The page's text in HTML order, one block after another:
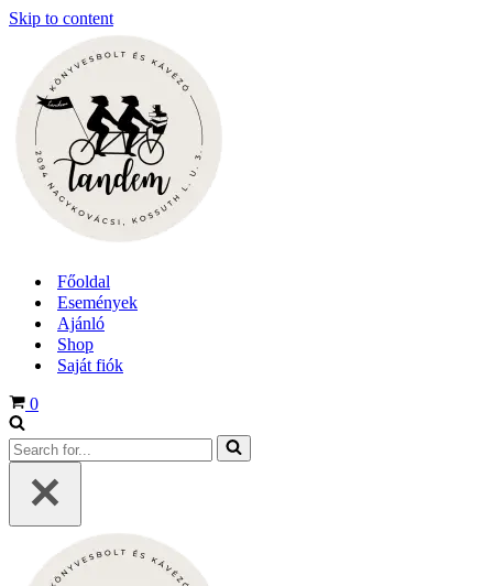
Skip to content
Főoldal
Események
Ajánló
Shop
Saját fiók
Cart
0
Search
for...